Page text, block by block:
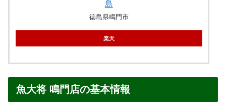
島
徳島県鳴門市
楽天
魚大将 鳴門店の基本情報